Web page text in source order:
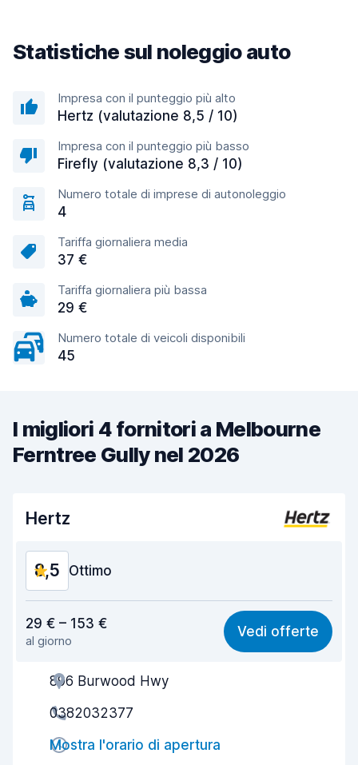
Statistiche sul noleggio auto
Impresa con il punteggio più alto
Hertz (valutazione 8,5 / 10)
Impresa con il punteggio più basso
Firefly (valutazione 8,3 / 10)
Numero totale di imprese di autonoleggio
4
Tariffa giornaliera media
37 €
Tariffa giornaliera più bassa
29 €
Numero totale di veicoli disponibili
45
I migliori 4 fornitori a Melbourne
Ferntree Gully nel 2026
Hertz
8,5 Ottimo
8,2
Facile da trovare 8,2
Gentilezza degli agenti
Rapidità del ritiro
Rapidità della riconsegna
29 € – 153 €
al giorno
Vedi offerte
896 Burwood Hwy
0382032377
Mostra l'orario di apertura